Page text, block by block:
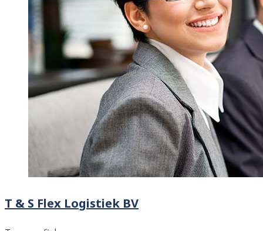
T & S Flex Logistiek BV